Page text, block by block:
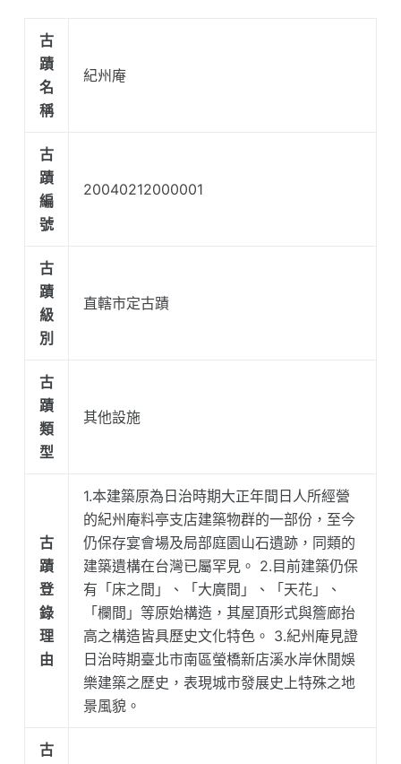
古
蹟
名
稱
紀州庵
古
蹟
編
號
20040212000001
古
蹟
級
別
直轄市定古蹟
古
蹟
類
型
其他設施
古
蹟
登
錄
理
由
1.本建築原為日治時期大正年間日人所經營
的紀州庵料亭支店建築物群的一部份，至今
仍保存宴會場及局部庭園山石遺跡，同類的
建築遺構在台灣已屬罕見。 2.目前建築仍保
有「床之間」、「大廣間」、「天花」、
「欄間」等原始構造，其屋頂形式與簷廊抬
高之構造皆具歷史文化特色。 3.紀州庵見證
日治時期臺北市南區螢橋新店溪水岸休閒娛
樂建築之歷史，表現城市發展史上特殊之地
景風貌。
古